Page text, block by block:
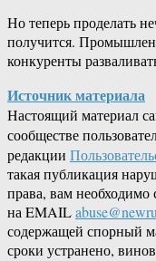
Но теперь проделать
получится.
конкуренты
Источник материала
Настоящий материал
сообществе
редакции
такая публикация
права, вам
на EMAIL
содержащей спорный
сроки устранено,